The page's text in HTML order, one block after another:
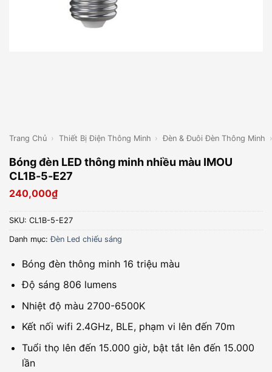
Trang Chủ › Thiết Bị Điện Thông Minh › Đèn & Đuôi Đèn Thông Minh
Bóng đèn LED thông minh nhiều màu IMOU
CL1B-5-E27
240,000₫
SKU: CL1B-5-E27
Danh mục:Đèn Led chiếu sáng
Bóng đèn thông minh 16 triệu màu
Độ sáng 806 lumens
Nhiệt độ màu 2700-6500K
Kết nối wifi 2.4GHz, BLE, phạm vi lên đến 70m
Tuổi thọ lên đến 15.000 giờ, bật tắt lên đến 15.000
lần